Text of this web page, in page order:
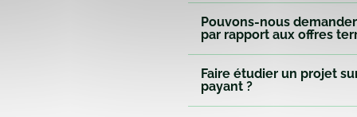
Pouvons-nous
par rapport aux offres
Faire étudier un projet
payant ?